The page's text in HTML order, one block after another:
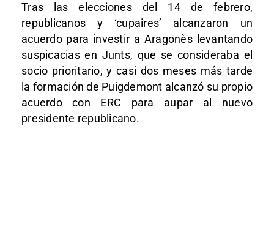
Tras las elecciones del 14 de febrero,
republicanos y ‘cupaires’ alcanzaron un
acuerdo para investir a Aragonès levantando
suspicacias en Junts, que se consideraba el
socio prioritario, y casi dos meses más tarde
la formación de Puigdemont alcanzó su propio
acuerdo con ERC para aupar al nuevo
presidente republicano.